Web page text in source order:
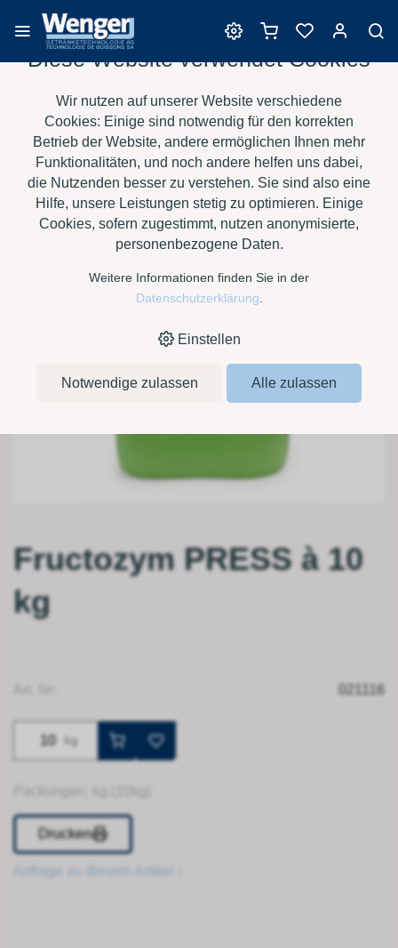
Enzyme
HOME › E-SHOP › OBSTSAFT › ENZYME › FRUCTOZYM PRESS
À 10 KG
Fructozym PRESS à 10
kg
021116
kg
Drucken
Anfrage zu diesem Artikel ›
Diese Website verwendet Cookies
Wir nutzen auf unserer Website verschiedene
Cookies: Einige sind notwendig für den korrekten
Betrieb der Website, andere ermöglichen Ihnen mehr
Funktionalitäten, und noch andere helfen uns dabei,
die Nutzenden besser zu verstehen. Sie sind also eine
Hilfe, unsere Leistungen stetig zu optimieren. Einige
Cookies, sofern zugestimmt, nutzen anonymisierte,
personenbezogene Daten.
Weitere Informationen finden Sie in der
Datenschutzerklärung
Einstellen
Notwendige zulassen Alle zulassen